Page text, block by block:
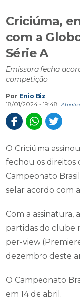
Criciúma,
com a
Série A
Emissora fecha
competição
Por Enio Biz
18/01/2024 - 19:48
O Criciúma
fechou os direitos
Campeonato
selar acordo com a
Com a assinatura,
partidas do clube
per-view
dezembro deste
O Campeonato
em 14 de abril.